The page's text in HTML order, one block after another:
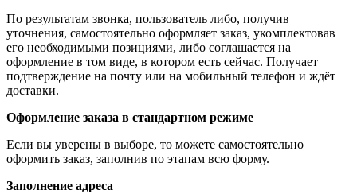
По результатам звонка, пользователь либо, получив
уточнения, самостоятельно оформляет заказ, укомплектовав
его необходимыми позициями, либо соглашается на
оформление в том виде, в котором есть сейчас. Получает
подтверждение на почту или на мобильный телефон и ждёт
доставки.
Оформление заказа в стандартном режиме
Если вы уверены в выборе, то можете самостоятельно
оформить заказ, заполнив по этапам всю форму.
Заполнение адреса